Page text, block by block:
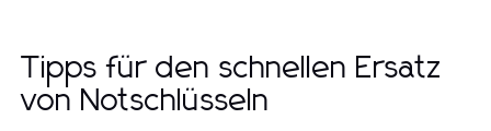
Tipps für den schnellen Ersatz
von Notschlüsseln